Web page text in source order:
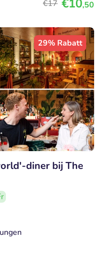
€17 €10,50
29% Rabatt
diner bij The